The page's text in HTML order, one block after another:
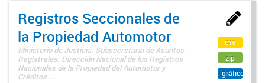
Registros Seccionales de
la Propiedad Automotor
Ministerio de Justicia. Subsecretaría de Asuntos
Registrales. Dirección Nacional de los Registros
Nacionales de la Propiedad del Automotor y
Créditos ...
csv
zip
gráfico